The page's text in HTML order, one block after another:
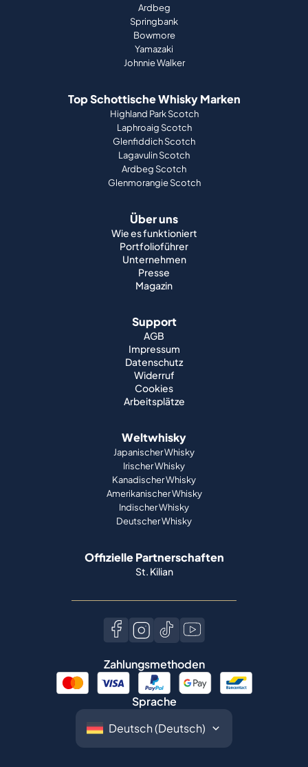
Ardbeg
Springbank
Bowmore
Yamazaki
Johnnie Walker
Top Schottische Whisky Marken
Highland Park Scotch
Laphroaig Scotch
Glenfiddich Scotch
Lagavulin Scotch
Ardbeg Scotch
Glenmorangie Scotch
Über uns
Wie es funktioniert
Portfolioführer
Unternehmen
Presse
Magazin
Support
AGB
Impressum
Datenschutz
Widerruf
Cookies
Arbeitsplätze
Weltwhisky
Japanischer Whisky
Irischer Whisky
Kanadischer Whisky
Amerikanischer Whisky
Indischer Whisky
Deutscher Whisky
Offizielle Partnerschaften
St. Kilian
Zahlungsmethoden
Sprache